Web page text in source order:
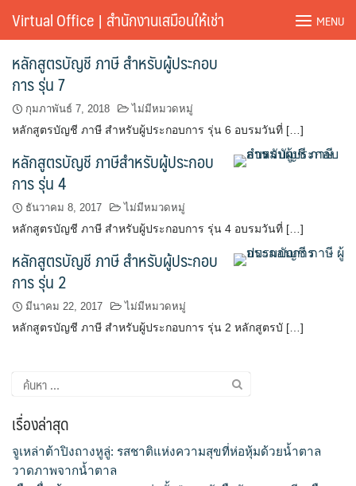
Virtual Office | สำนักงานเสมือนให้เช่า MENU
หลักสูตรบัญชี ภาษี สำหรับผู้ประกอบ
การ รุ่น 7
กุมภาพันธ์ 7, 2018 ไม่มีหมวดหมู่
หลักสูตรบัญชี ภาษี สำหรับผู้ประกอบการ รุ่น 6 อบรมวันที่ […]
หลักสูตรบัญชี ภาษีสำหรับผู้ประกอบ
การ รุ่น 4
ธันวาคม 8, 2017 ไม่มีหมวดหมู่
หลักสูตรบัญชี ภาษี สำหรับผู้ประกอบการ รุ่น 4 อบรมวันที่ […]
หลักสูตรบัญชี ภาษี สำหรับผู้ประกอบ
การ รุ่น 2
มีนาคม 22, 2017 ไม่มีหมวดหมู่
หลักสูตรบัญชี ภาษี สำหรับผู้ประกอบการ รุ่น 2 หลักสูตรบั […]
ค้นหา
สำหรับ:
เรื่องล่าสุด
จูเหล่าต้าปิงถางหูลู่: รสชาติแห่งความสุขที่ห่อหุ้มด้วยน้ำตาล
วาดภาพจากน้ำตาล